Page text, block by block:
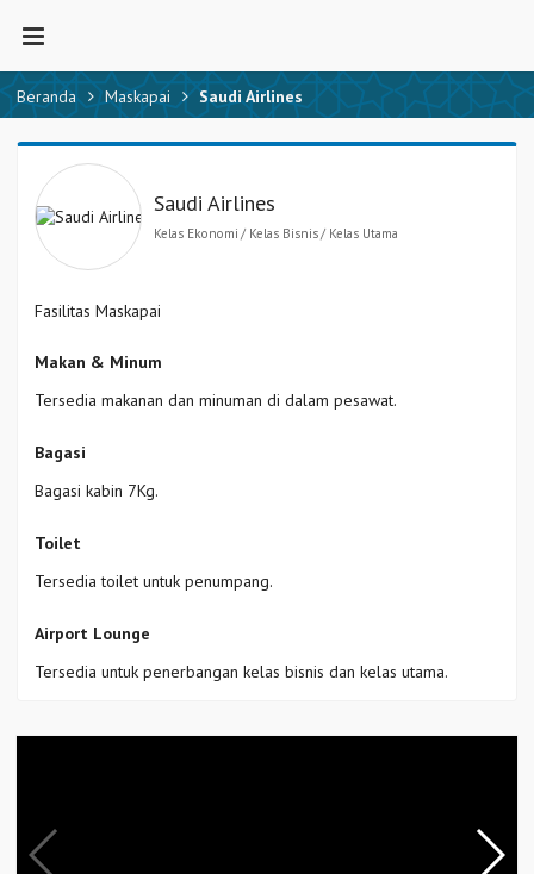
Beranda Maskapai Saudi Airlines
Saudi Airlines
Kelas Ekonomi Kelas Bisnis Kelas Utama
Fasilitas Maskapai
Makan & Minum
Tersedia makanan dan minuman di dalam pesawat.
Bagasi
Bagasi kabin 7Kg.
Toilet
Tersedia toilet untuk penumpang.
Airport Lounge
Tersedia untuk penerbangan kelas bisnis dan kelas utama.